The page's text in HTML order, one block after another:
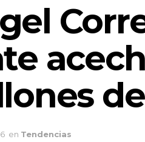
en Tendencias